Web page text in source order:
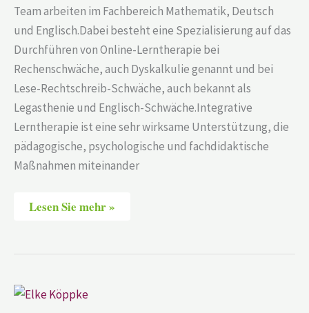
Team arbeiten im Fachbereich Mathematik, Deutsch
und Englisch.Dabei besteht eine Spezialisierung auf das
Durchführen von Online-Lerntherapie bei
Rechenschwäche, auch Dyskalkulie genannt und bei
Lese-Rechtschreib-Schwäche, auch bekannt als
Legasthenie und Englisch-Schwäche.Integrative
Lerntherapie ist eine sehr wirksame Unterstützung, die
pädagogische, psychologische und fachdidaktische
Maßnahmen miteinander
Lesen Sie mehr »
Elke
Köppke